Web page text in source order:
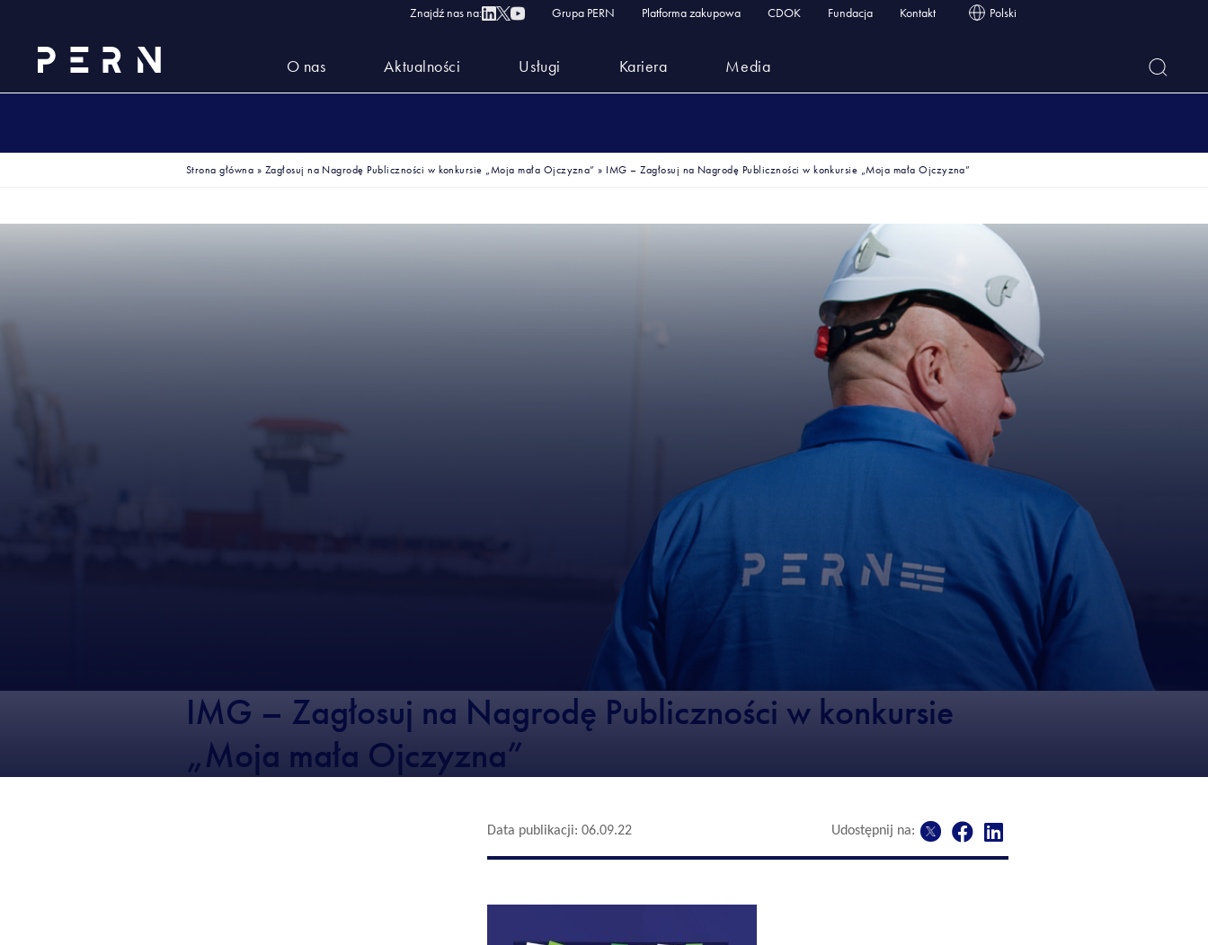
Znajdź nas na: Grupa PERN Platforma zakupowa CDOK Fundacja Kontakt Polski
O nas Aktualności Usługi Kariera Media
Strona główna » Zagłosuj na Nagrodę Publiczności w konkursie „Moja mała Ojczyzna” » IMG – Zagłosuj na Nagrodę Publiczności w konkursie „Moja mała Ojczyzna”
IMG – Zagłosuj na Nagrodę Publiczności w konkursie
„Moja mała Ojczyzna”
Data publikacji: 06.09.22 Udostępnij na: